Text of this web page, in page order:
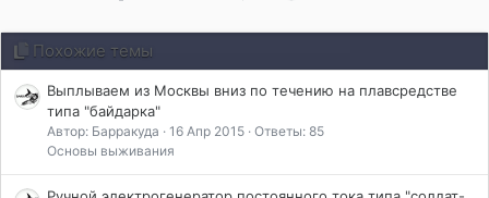
Похожие темы
Выплываем из Москвы вниз по течению на плавсредстве
типа "байдарка"
Автор: Барракуда 16 Апр 2015 Ответы: 85
Основы выживания